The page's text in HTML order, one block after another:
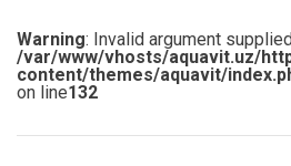
Warning: Invalid argument
/var/www/vhosts/aquavit.uz/
content/themes/aquavit/
on line132